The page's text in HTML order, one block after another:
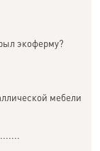
экоферму?
мебели